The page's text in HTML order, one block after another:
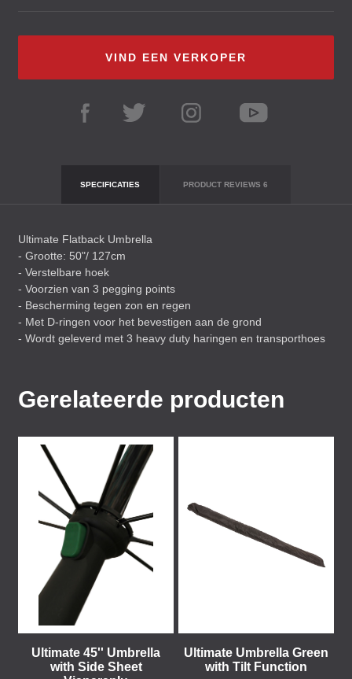
VIND EEN VERKOPER
SPECIFICATIES PRODUCT REVIEWS 6
Ultimate Flatback Umbrella
- Grootte: 50"/ 127cm
- Verstelbare hoek
- Voorzien van 3 pegging points
- Bescherming tegen zon en regen
- Met D-ringen voor het bevestigen aan de grond
- Wordt geleverd met 3 heavy duty haringen en transporthoes
Gerelateerde producten
Ultimate 45'' Umbrella
with Side Sheet
Ultimate Umbrella Green
with Tilt Function